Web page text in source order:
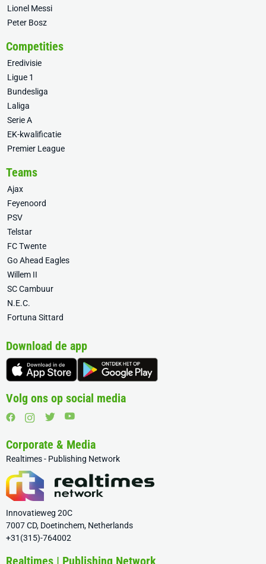
Lionel Messi
Peter Bosz
Competities
Eredivisie
Ligue 1
Bundesliga
Laliga
Serie A
EK-kwalificatie
Premier League
Teams
Ajax
Feyenoord
PSV
Telstar
FC Twente
Go Ahead Eagles
Willem II
SC Cambuur
N.E.C.
Fortuna Sittard
Download de app
Volg ons op social media
Corporate & Media
Realtimes - Publishing Network
Innovatieweg 20C
7007 CD, Doetinchem, Netherlands
+31(315)-764002